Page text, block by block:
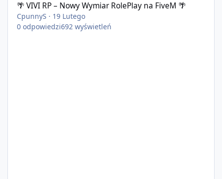
🌴 VIVI RP – Nowy Wymiar RolePlay na FiveM 🌴
CpunnyS · 19 Lutego
0 odpowiedzi692 wyświetleń